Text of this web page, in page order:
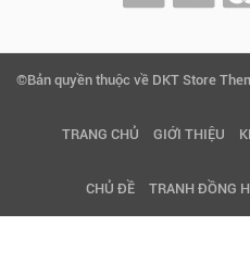
©Bản quyền thuộc về DKT Store
TRANG CHỦ GIỚI THIỆU
CHỦ ĐỀ TRANH ĐỒNG